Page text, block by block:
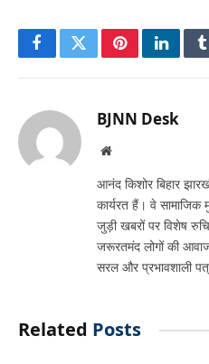
FacebookTwitterPinterest
BJNN Desk
Website
आनंद किशोर बिहार
कार्यरत हैं। वे सामाजिक
जुड़ी खबरों पर विशेष
जरूरतमंद लोगों की
सरल और प्रभावशाली
Related Posts